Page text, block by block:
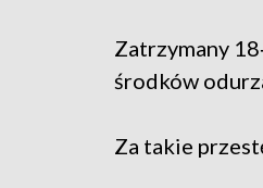
Zatrzymany
środków
Za takie